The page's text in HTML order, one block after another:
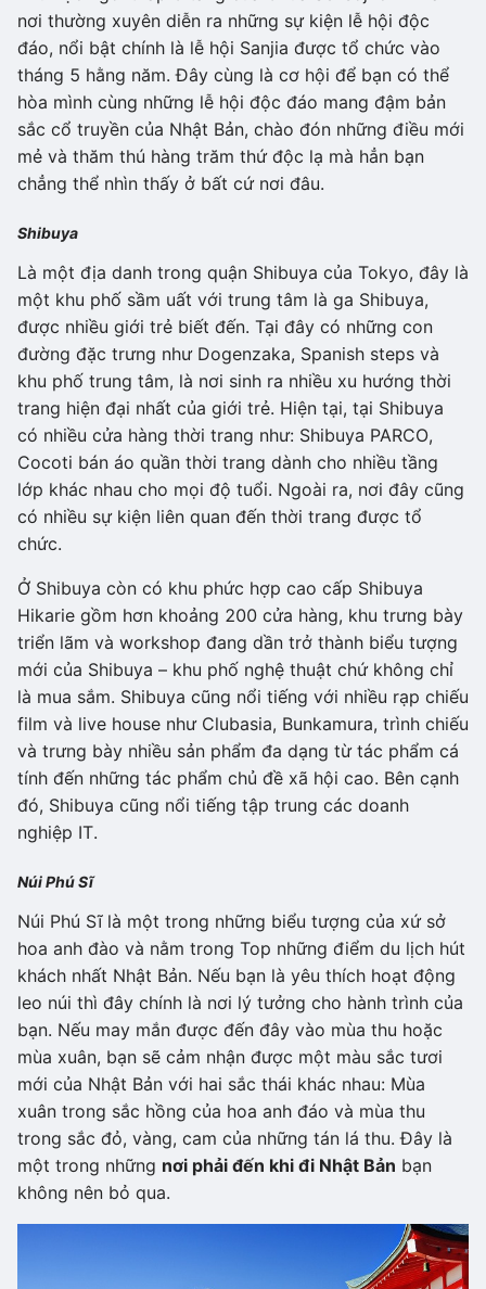
nơi thường xuyên diễn ra những sự kiện lễ hội độc
đáo, nổi bật chính là lễ hội Sanjia được tổ chức vào
tháng 5 hằng năm. Đây cùng là cơ hội để bạn có thể
hòa mình cùng những lễ hội độc đáo mang đậm bản
sắc cổ truyền của Nhật Bản, chào đón những điều mới
mẻ và thăm thú hàng trăm thứ độc lạ mà hẳn bạn
chẳng thể nhìn thấy ở bất cứ nơi đâu.
Shibuya
Là một địa danh trong quận Shibuya của Tokyo, đây là
một khu phố sầm uất với trung tâm là ga Shibuya,
được nhiều giới trẻ biết đến. Tại đây có những con
đường đặc trưng như Dogenzaka, Spanish steps và
khu phố trung tâm, là nơi sinh ra nhiều xu hướng thời
trang hiện đại nhất của giới trẻ. Hiện tại, tại Shibuya
có nhiều cửa hàng thời trang như: Shibuya PARCO,
Cocoti bán áo quần thời trang dành cho nhiều tầng
lớp khác nhau cho mọi độ tuổi. Ngoài ra, nơi đây cũng
có nhiều sự kiện liên quan đến thời trang được tổ
chức.
Ở Shibuya còn có khu phức hợp cao cấp Shibuya
Hikarie gồm hơn khoảng 200 cửa hàng, khu trưng bày
triển lãm và workshop đang dần trở thành biểu tượng
mới của Shibuya – khu phố nghệ thuật chứ không chỉ
là mua sắm. Shibuya cũng nổi tiếng với nhiều rạp chiếu
film và live house như Clubasia, Bunkamura, trình chiếu
và trưng bày nhiều sản phẩm đa dạng từ tác phẩm cá
tính đến những tác phẩm chủ đề xã hội cao. Bên cạnh
đó, Shibuya cũng nổi tiếng tập trung các doanh
nghiệp IT.
Núi Phú Sĩ
Núi Phú Sĩ là một trong những biểu tượng của xứ sở
hoa anh đào và nằm trong Top những điểm du lịch hút
khách nhất Nhật Bản. Nếu bạn là yêu thích hoạt động
leo núi thì đây chính là nơi lý tưởng cho hành trình của
bạn. Nếu may mắn được đến đây vào mùa thu hoặc
mùa xuân, bạn sẽ cảm nhận được một màu sắc tươi
mới của Nhật Bản với hai sắc thái khác nhau: Mùa
xuân trong sắc hồng của hoa anh đáo và mùa thu
trong sắc đỏ, vàng, cam của những tán lá thu. Đây là
một trong những nơi phải đến khi đi Nhật Bản bạn
không nên bỏ qua.